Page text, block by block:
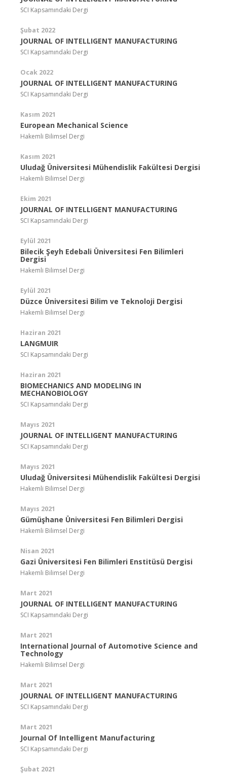
SCI Kapsamındaki Dergi
Şubat 2022
JOURNAL OF INTELLIGENT MANUFACTURING
SCI Kapsamındaki Dergi
Ocak 2022
JOURNAL OF INTELLIGENT MANUFACTURING
SCI Kapsamındaki Dergi
Kasım 2021
European Mechanical Science
Hakemli Bilimsel Dergi
Kasım 2021
Uludağ Üniversitesi Mühendislik Fakültesi Dergisi
Hakemli Bilimsel Dergi
Ekim 2021
JOURNAL OF INTELLIGENT MANUFACTURING
SCI Kapsamındaki Dergi
Eylül 2021
Bilecik Şeyh Edebali Üniversitesi Fen Bilimleri
Dergisi
Hakemli Bilimsel Dergi
Eylül 2021
Düzce Üniversitesi Bilim ve Teknoloji Dergisi
Hakemli Bilimsel Dergi
Haziran 2021
LANGMUIR
SCI Kapsamındaki Dergi
Haziran 2021
BIOMECHANICS AND MODELING IN
MECHANOBIOLOGY
SCI Kapsamındaki Dergi
Mayıs 2021
JOURNAL OF INTELLIGENT MANUFACTURING
SCI Kapsamındaki Dergi
Mayıs 2021
Uludağ Üniversitesi Mühendislik Fakültesi Dergisi
Hakemli Bilimsel Dergi
Mayıs 2021
Gümüşhane Üniversitesi Fen Bilimleri Dergisi
Hakemli Bilimsel Dergi
Nisan 2021
Gazi Üniversitesi Fen Bilimleri Enstitüsü Dergisi
Hakemli Bilimsel Dergi
Mart 2021
JOURNAL OF INTELLIGENT MANUFACTURING
SCI Kapsamındaki Dergi
Mart 2021
International Journal of Automotive Science and
Technology
Hakemli Bilimsel Dergi
Mart 2021
JOURNAL OF INTELLIGENT MANUFACTURING
SCI Kapsamındaki Dergi
Mart 2021
Journal Of Intelligent Manufacturing
SCI Kapsamındaki Dergi
Şubat 2021